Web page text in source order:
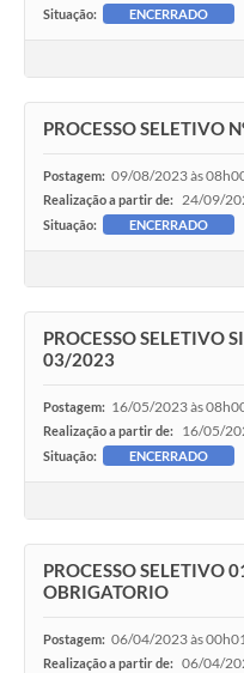
Situação: ENCERRADO
PROCESSO SELETIVO
Postagem: 09/08/2023 às
Realização a partir de: 24/09/
Situação: ENCERRADO
PROCESSO SELETIVO
03/2023
Postagem: 16/05/2023 às
Realização a partir de: 16/05/
Situação: ENCERRADO
PROCESSO SELETIVO
OBRIGATORIO
Postagem: 06/04/2023 às 00h01
Realização a partir de: 06/04/